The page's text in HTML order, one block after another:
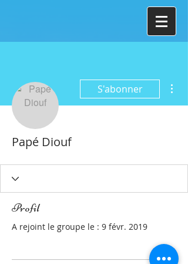
S'abonner
Papé Diouf
Profil
A rejoint le groupe le : 9 févr. 2019